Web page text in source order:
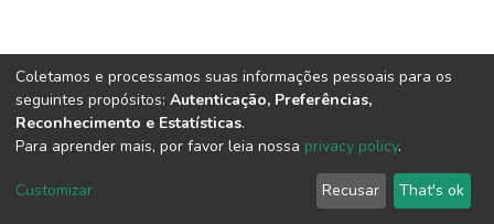
DSpace software copyright © 2002-2026 LYRASIS
Send Feedback
Coletamos e processamos suas informações pessoais para os
seguintes propósitos: Autenticação, Preferências,
Reconhecimento e Estatísticas.
Para aprender mais, por favor leia nossa privacy policy.
Customizar Recusar That's ok